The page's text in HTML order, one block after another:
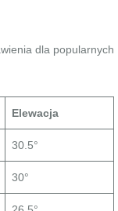
dla popularnych
Elewacja
30.5°
30°